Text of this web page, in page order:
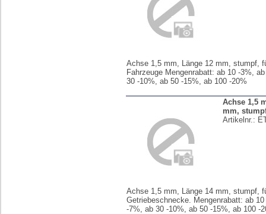
Achse 1,5 mm, Länge 12 mm, stumpf,
Fahrzeuge Mengenrabatt: ab 10 -3%,
30 -10%, ab 50 -15%, ab 100 -20%
Achse 1,5
mm,
Artikelnr.:
Achse 1,5 mm, Länge 14 mm, stumpf,
Getriebeschnecke. Mengenrabatt: ab
-7%, ab 30 -10%, ab 50 -15%, ab 100 -